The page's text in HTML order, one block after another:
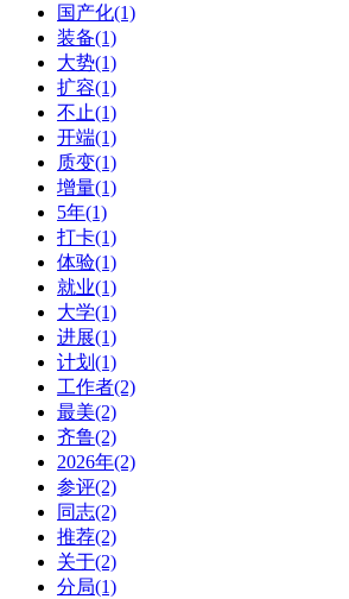
国产化(1)
装备(1)
大势(1)
扩容(1)
不止(1)
开端(1)
质变(1)
增量(1)
5年(1)
打卡(1)
体验(1)
就业(1)
大学(1)
进展(1)
计划(1)
工作者(2)
最美(2)
齐鲁(2)
2026年(2)
参评(2)
同志(2)
推荐(2)
关于(2)
分局(1)